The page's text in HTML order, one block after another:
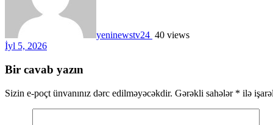
yeninewstv24 40 views
İyl 5, 2026
Bir cavab yazın
Sizin e-poçt ünvanınız dərc edilməyəcəkdir. Gərəkli sahələr * ilə